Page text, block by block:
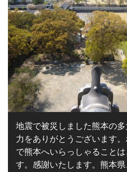
地震で被災しました熊本の
力をありがとうございます
で熊本へいらっしゃること
す。感謝いたします。熊本